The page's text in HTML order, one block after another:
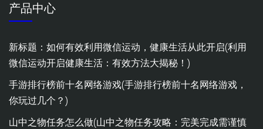
产品中心
新标题：如何有效利用微信运动，健康生活从此开启(利用
微信运动开启健康生活：有效方法大揭秘！)
手游排行榜前十名网络游戏(手游排行榜前十名网络游戏，
你玩过几个？)
山中之物任务怎么做(山中之物任务攻略：完美完成需谨慎